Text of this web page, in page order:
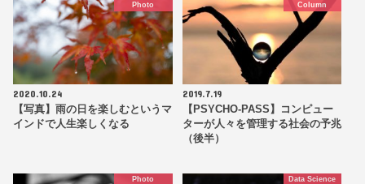
Photo
2020.10.24
【写真】雨の日を楽しむというマ
インドで人生楽しくなる
Column
2019.7.19
【PSYCHO-PASS】コンピュー
ターが人々を管理する社会の予兆
（後半）
Photo Data Science